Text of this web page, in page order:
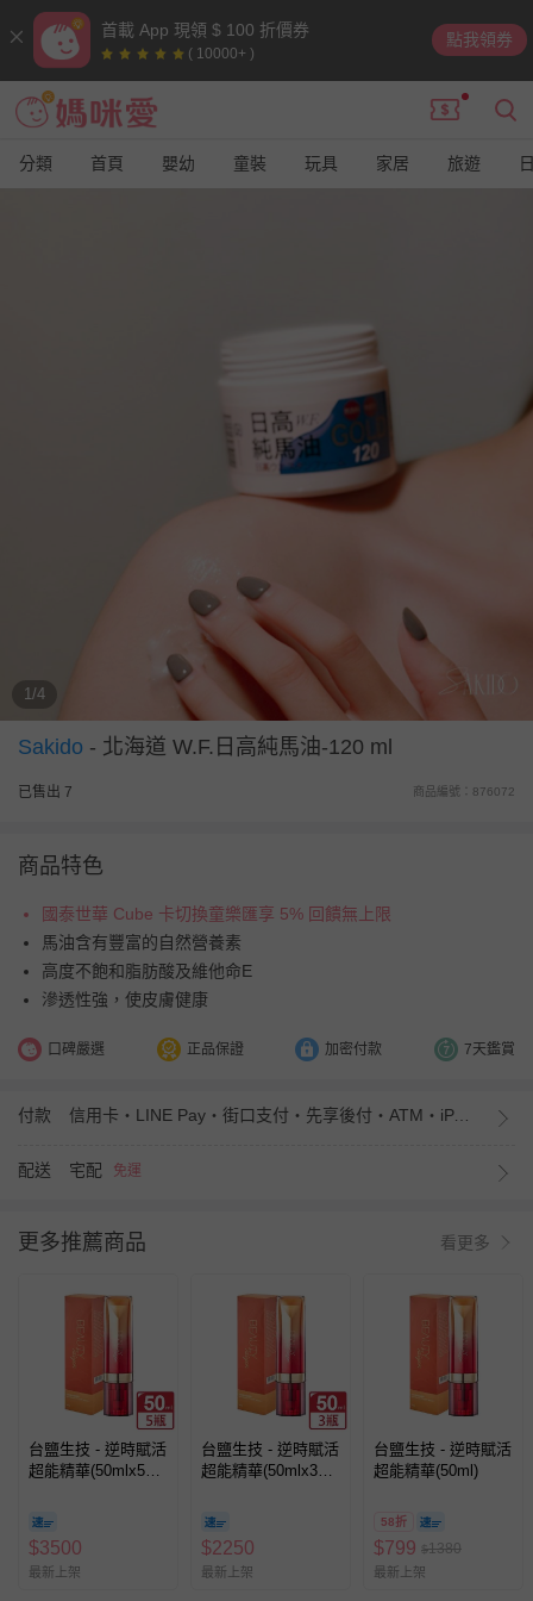
首載 App 現領 $ 100 折價券
( 10000+ )
點我領券
分類 首頁 嬰幼 童裝 玩具 家居 旅遊
1/4
Sakido - 北海道 W.F.日高純馬油-120 ml
已售出 7 商品編號：876072
商品特色
國泰世華 Cube 卡切換童樂匯享 5% 回饋無上限
馬油含有豐富的自然營養素
高度不飽和脂肪酸及維他命E
滲透性強，使皮膚健康
口碑嚴選 正品保證 加密付款 7天鑑賞
付款 信用卡・LINE Pay・街口支付・先享後付・ATM・iPASS MONEY
配送 宅配 免運
更多推薦商品 看更多
台鹽生技 - 逆時賦活
超能精華(50mlx5
$3500
最新上架
台鹽生技 - 逆時賦活
超能精華(50mlx3
$2250
最新上架
台鹽生技 - 逆時賦活
超能精華(50ml)
58折
$799 $1380
最新上架